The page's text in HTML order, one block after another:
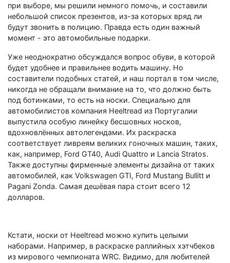
при выборе, мы решили немного помочь, и составили
небольшой список презентов, из-за которых вряд ли
будут звонить в полицию. Правда есть один важный
момент - это автомобильные подарки.
Уже неоднократно обсуждался вопрос обуви, в которой
будет удобнее и правильнее водить машину. Но
составители подобных статей, и наш портал в том числе,
никогда не обращали внимание на то, что должно быть
под ботинками, то есть на носки. Специально для
автомобилистов компания Heeltread из Португалии
выпустила особую линейку бесшовных носков,
вдохновлённых автолегендами. Их раскраска
соответствует ливреям великих гоночных машин, таких,
как, например, Ford GT40, Audi Quattro и Lancia Stratos.
Также доступны фирменные элементы дизайна от таких
автомобилей, как Volkswagen GTI, Ford Mustang Bullitt и
Pagani Zonda. Самая дешёвая пара стоит всего 12
долларов.
Кстати, носки от Heeltread можно купить целыми
наборами. Например, в раскраске раллийных хэтчбеков
из мирового чемпионата WRC. Видимо, для любителей